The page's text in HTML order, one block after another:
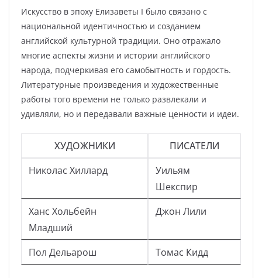
Искусство в эпоху Елизаветы I было связано с
национальной идентичностью и созданием
английской культурной традиции. Оно отражало
многие аспекты жизни и истории английского
народа, подчеркивая его самобытность и гордость.
Литературные произведения и художественные
работы того времени не только развлекали и
удивляли, но и передавали важные ценности и идеи.
ХУДОЖНИКИ
ПИСАТЕЛИ
Николас Хиллард
Уильям
Шекспир
Ханс Хольбейн
Младший
Джон Лили
Пол Дельарош Томас Кидд